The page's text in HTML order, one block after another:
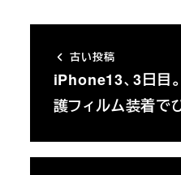
古い投稿
iPhone13、3日目
護フィルム装着で